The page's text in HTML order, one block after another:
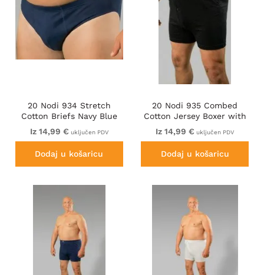
20 Nodi 934 Stretch
Cotton Briefs Navy Blue
Iz 14,99 € uključen PDV
Dodaj u košaricu
20 Nodi 935 Combed
Cotton Jersey Boxer with
Front Button Fly Black
Iz 14,99 € uključen PDV
Dodaj u košaricu